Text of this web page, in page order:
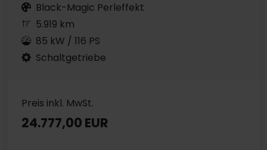
Black-Magic Perleffekt
5.919 km
85 kW / 116 PS
Schaltgetriebe
Preis inkl. MwSt.
24.777,00 EUR